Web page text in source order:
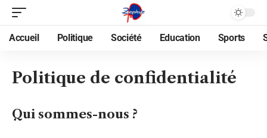
Accueil Politique Société Education Sports
Politique de confidentialité
Qui sommes-nous ?